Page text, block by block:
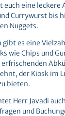
eine leckere
Currywurst bis
Nuggets.
gibt es eine
wie Chips und
der Kiosk im
bieten.
Herr Javadi
und